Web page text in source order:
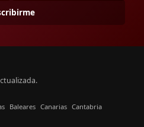
Baleares Canarias Cantabria